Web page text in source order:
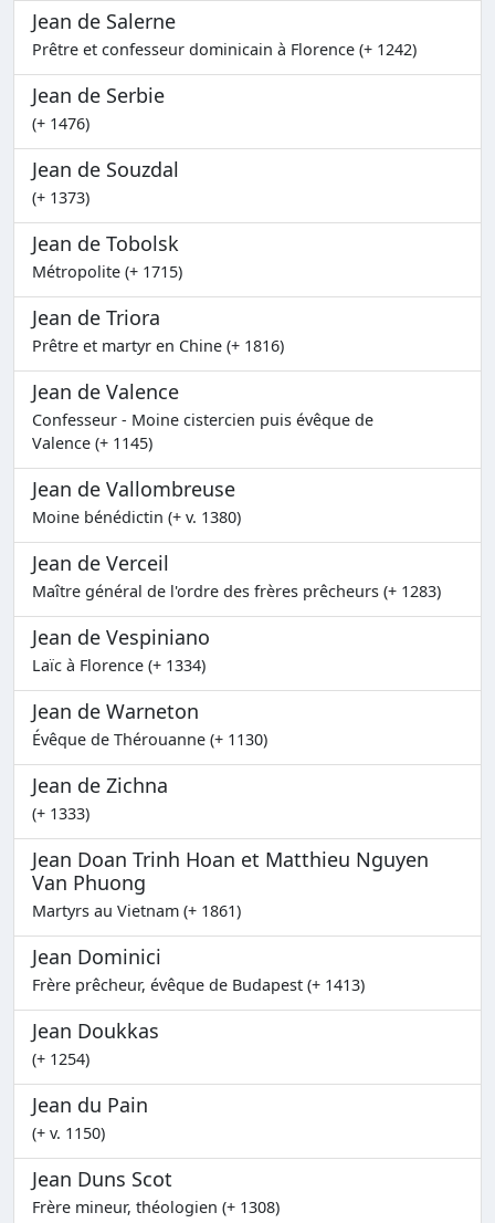
Jean de Salerne
Prêtre et confesseur dominicain à Florence (+ 1242)
Jean de Serbie
(+ 1476)
Jean de Souzdal
(+ 1373)
Jean de Tobolsk
Métropolite (+ 1715)
Jean de Triora
Prêtre et martyr en Chine (+ 1816)
Jean de Valence
Confesseur - Moine cistercien puis évêque de
Valence (+ 1145)
Jean de Vallombreuse
Moine bénédictin (+ v. 1380)
Jean de Verceil
Maître général de l'ordre des frères prêcheurs (+ 1283)
Jean de Vespiniano
Laïc à Florence (+ 1334)
Jean de Warneton
Évêque de Thérouanne (+ 1130)
Jean de Zichna
(+ 1333)
Jean Doan Trinh Hoan et Matthieu Nguyen
Van Phuong
Martyrs au Vietnam (+ 1861)
Jean Dominici
Frère prêcheur, évêque de Budapest (+ 1413)
Jean Doukkas
(+ 1254)
Jean du Pain
(+ v. 1150)
Jean Duns Scot
Frère mineur, théologien (+ 1308)